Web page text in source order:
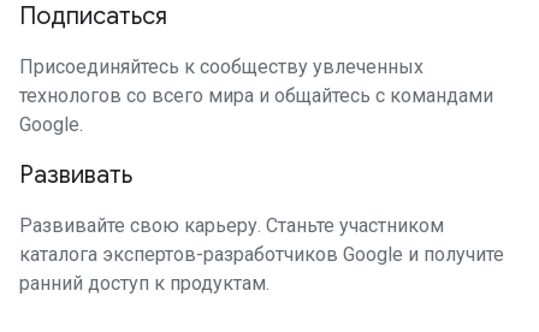
Подписаться
Присоединяйтесь к сообществу увлеченных
технологов со всего мира и общайтесь с командами
Google.
Развивать
Развивайте свою карьеру. Станьте участником
каталога экспертов-разработчиков Google и получите
ранний доступ к продуктам.